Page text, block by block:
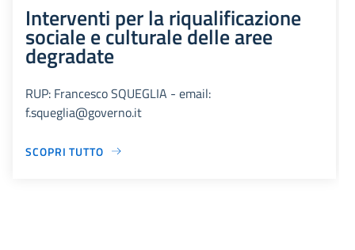
Interventi per la riqualificazione
sociale e culturale delle aree
degradate
RUP: Francesco SQUEGLIA - email:
f.squeglia@governo.it
SCOPRI TUTTO